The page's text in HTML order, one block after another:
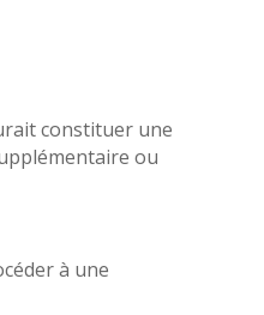
constituer une
ou
à une